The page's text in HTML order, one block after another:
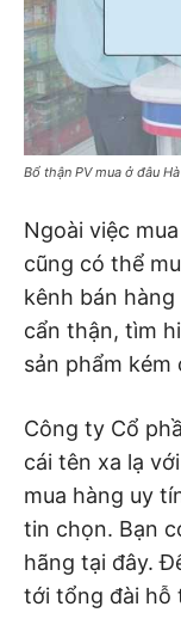
Bổ thận PV mua ở đâu
Ngoài việc
cũng có thể
kênh bán
cẩn thận, tìm
sản phẩm kém
Công ty Cổ
cái tên xa lạ
mua hàng uy
tin chọn. Bạn
hãng tại đây.
tới tổng đài hỗ